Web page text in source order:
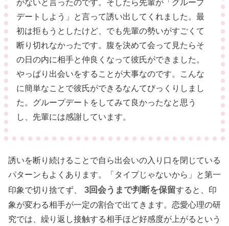
がないと言ったのです。そしたら先輩が「グループ
デートしよう」と言って誘い出してくれました。最
初は拒もうとしたけど、でも先輩の勢いがすごくて
断り切れなかったです。腹を決めて会って見たらそ
の日の内に相手と仲良くなって彼氏ができました。
やっぱり出会いをすることが大事なのです。こんな
に簡単なことで彼氏ができるなんてびっくりしまし
た。グループデートをしてみて良かったなと思う
し、先輩には感謝しています。
誘いを断り続けることで自ら出会いの入り口を閉じている
パターンもよくあります。「タイプじゃないから」と第一
印象で切り捨てず、
3回会うまで判断を保留すると、印
象が変わる相手が一定の割合で出てきます。恋愛心理の研
究では、繰り返し接触する相手ほど好感度が上がるという